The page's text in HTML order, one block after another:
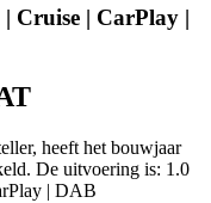
Cruise | CarPlay |
heeft het bouwjaar
De uitvoering is: 1.0
| DAB